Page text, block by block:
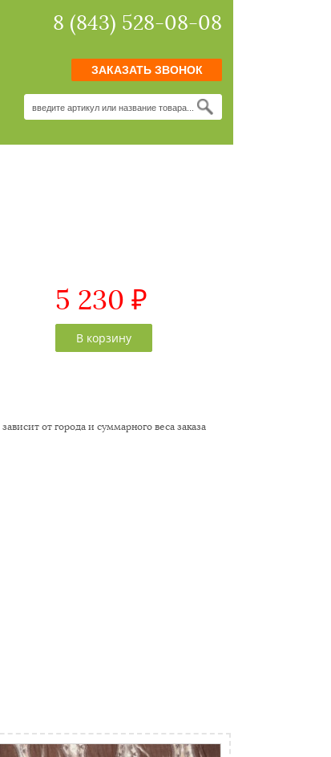
8 (843) 528-08-08
ЗАКАЗАТЬ ЗВОНОК
5 230 ₽
от города и суммарного веса заказа